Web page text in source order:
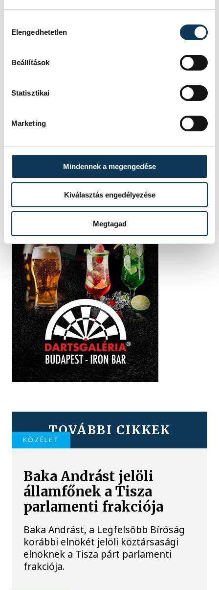
Elengedhetetlen
Beállítások
Statisztikai
Marketing
Mindennek a megengedése
Kiválasztás engedélyezése
Megtagad
TOVÁBBI CIKKEK
KÖZÉLET
Baka Andrást jelöli
államfőnek a Tisza
parlamenti frakciója
Baka Andrást, a Legfelsőbb Bíróság
korábbi elnökét jelöli köztársasági
elnöknek a Tisza párt parlamenti
frakciója.